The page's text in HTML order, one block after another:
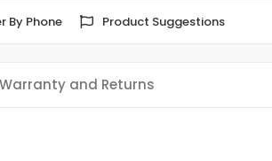
By Phone Product Suggestions
Warranty and Returns